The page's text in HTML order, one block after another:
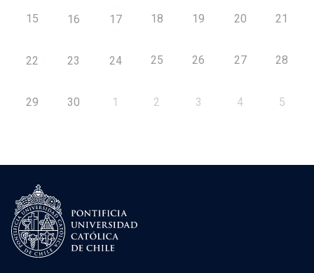
15 16 17 18 19 20 21
22 23 24 25 26 27 28
29 30 1 2 3 4 5